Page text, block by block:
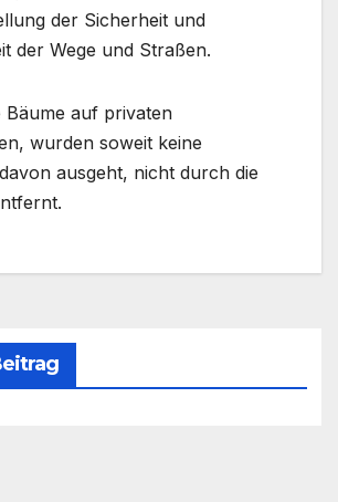
der Sicherheit und
der Wege und Straßen.
Bäume auf privaten
wurden soweit keine
ausgeht, nicht durch die